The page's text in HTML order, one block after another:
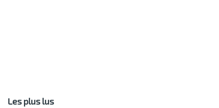
Les plus lus